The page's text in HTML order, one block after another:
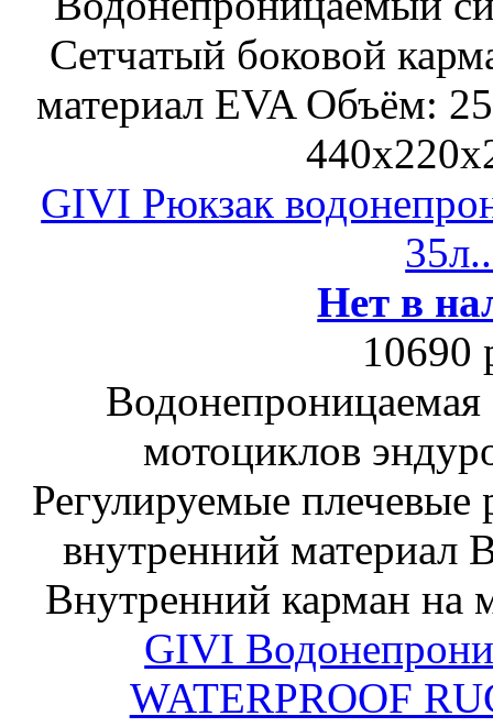
Сетчатый боковой
материал EVA Объём:
GIVI Рюкзак
Нет в
10690
Водонепроницаемая
мотоциклов
Регулируемые
внутренний материал
Внутренний карман на
GIVI
WATERPROOF